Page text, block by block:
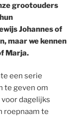
grootouders
Johannes of
maar we kennen
Marja.
een serie
te geven om
dagelijks
roepnaam te